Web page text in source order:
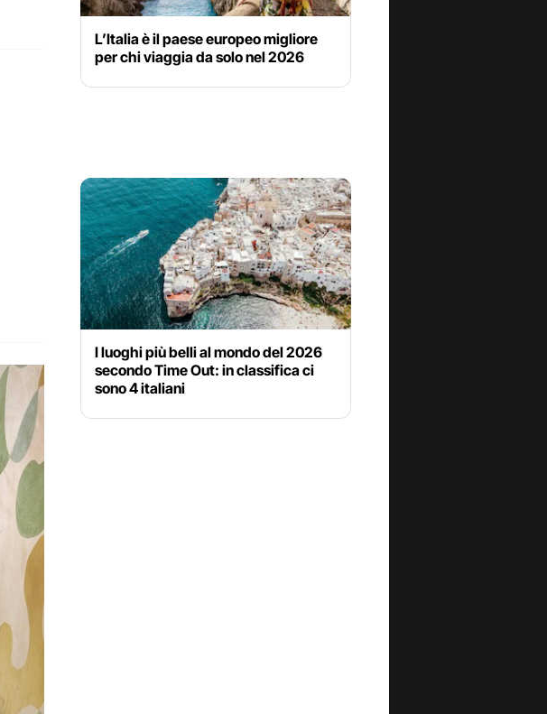
L’Italia è il paese europeo migliore
per chi viaggia da solo nel 2026
I luoghi più belli al mondo del 2026
secondo Time Out: in classifica ci
sono 4 italiani